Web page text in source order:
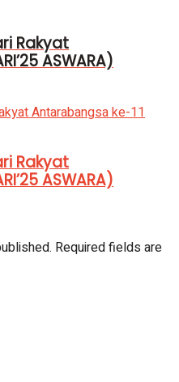
Rakyat
ASWARA)
Rakyat
ASWARA)
Required fields are